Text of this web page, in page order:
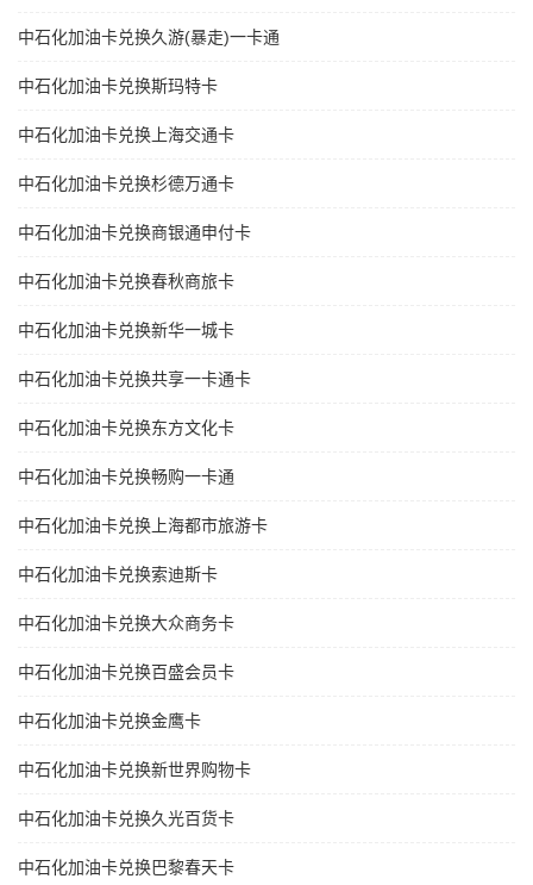
中石化加油卡兑换久游(暴走)一卡通
中石化加油卡兑换斯玛特卡
中石化加油卡兑换上海交通卡
中石化加油卡兑换杉德万通卡
中石化加油卡兑换商银通申付卡
中石化加油卡兑换春秋商旅卡
中石化加油卡兑换新华一城卡
中石化加油卡兑换共享一卡通卡
中石化加油卡兑换东方文化卡
中石化加油卡兑换畅购一卡通
中石化加油卡兑换上海都市旅游卡
中石化加油卡兑换索迪斯卡
中石化加油卡兑换大众商务卡
中石化加油卡兑换百盛会员卡
中石化加油卡兑换金鹰卡
中石化加油卡兑换新世界购物卡
中石化加油卡兑换久光百货卡
中石化加油卡兑换巴黎春天卡